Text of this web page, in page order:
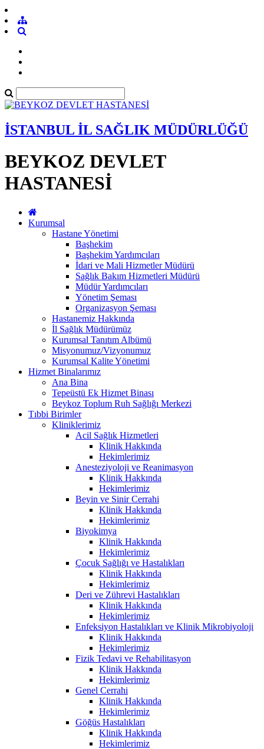
İSTANBUL İL SAĞLIK MÜDÜRLÜĞÜ
BEYKOZ DEVLET
HASTANESİ
Kurumsal
Hastane Yönetimi
Başhekim
Başhekim Yardımcıları
İdari ve Mali Hizmetler Müdürü
Sağlık Bakım Hizmetleri Müdürü
Müdür Yardımcıları
Yönetim Şeması
Organizasyon Şeması
Hastanemiz Hakkında
İl Sağlık Müdürümüz
Kurumsal Tanıtım Albümü
Misyonumuz/Vizyonumuz
Kurumsal Kalite Yönetimi
Hizmet Binalarımız
Ana Bina
Tepeüstü Ek Hizmet Binası
Beykoz Toplum Ruh Sağlığı Merkezi
Tıbbi Birimler
Kliniklerimiz
Acil Sağlık Hizmetleri
Klinik Hakkında
Hekimlerimiz
Anesteziyoloji ve Reanimasyon
Klinik Hakkında
Hekimlerimiz
Beyin ve Sinir Cerrahi
Klinik Hakkında
Hekimlerimiz
Biyokimya
Klinik Hakkında
Hekimlerimiz
Çocuk Sağlığı ve Hastalıkları
Klinik Hakkında
Hekimlerimiz
Deri ve Zührevi Hastalıkları
Klinik Hakkında
Hekimlerimiz
Enfeksiyon Hastalıkları ve Klinik Mikrobiyoloji
Klinik Hakkında
Hekimlerimiz
Fizik Tedavi ve Rehabilitasyon
Klinik Hakkında
Hekimlerimiz
Genel Cerrahi
Klinik Hakkında
Hekimlerimiz
Göğüs Hastalıkları
Klinik Hakkında
Hekimlerimiz